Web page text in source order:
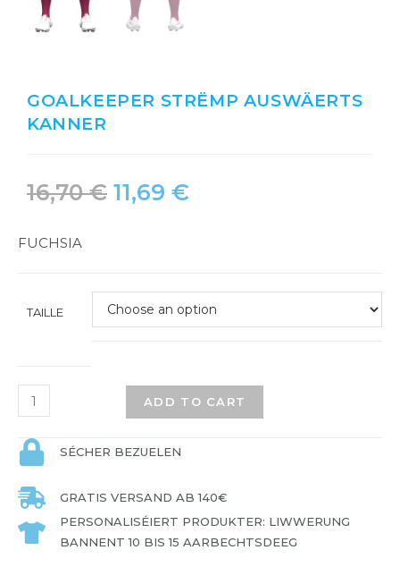
GOALKEEPER STRËMP AUSWÄERTS
KANNER
16,70€ 11,69 €
FUCHSIA
TAILLE
ADD TO CART
SÉCHER BEZUELEN
GRATIS VERSAND AB 140€
PERSONALISÉIERT PRODUKTER: LIWWERUNG
BANNENT 10 BIS 15 AARBECHTSDEEG